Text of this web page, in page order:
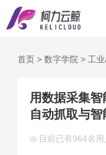
首页> 数字学院 > 工
用数据采集
自动抓取与
目前已有964名